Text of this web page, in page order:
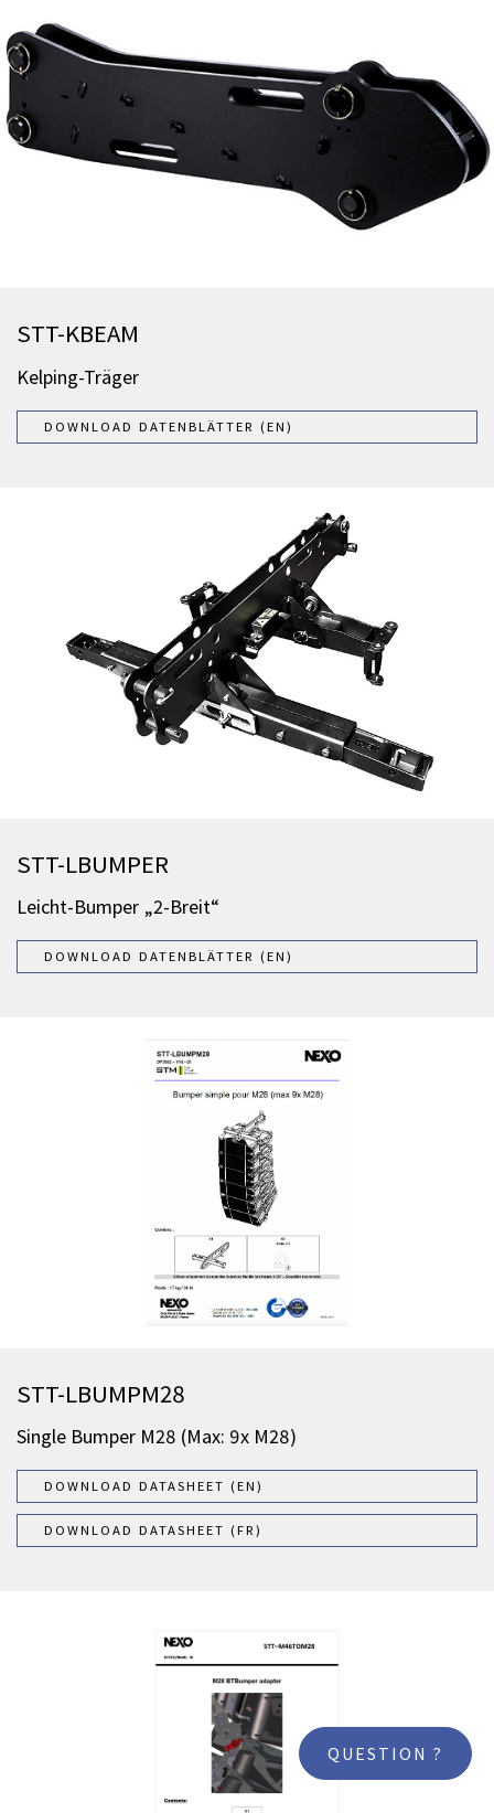
QUESTION ?
STT-KBEAM
Kelping-Träger
DOWNLOAD DATENBLÄTTER (EN)
STT-LBUMPER
Leicht-Bumper „2-Breit“
DOWNLOAD DATENBLÄTTER (EN)
STT-LBUMPM28
Single Bumper M28 (Max: 9x M28)
DOWNLOAD DATASHEET (EN)
DOWNLOAD DATASHEET (FR)